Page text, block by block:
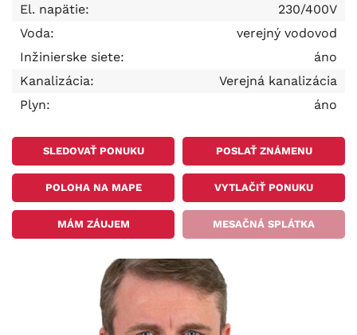
El. napätie:
230/400V
Voda:
verejný vodovod
Inžinierske siete:
áno
Kanalizácia:
Verejná kanalizácia
Plyn:
áno
SLEDOVAŤ PONUKU POSLAŤ ZNÁMENU
POLOHA NA MAPE VYTLAČIŤ PONUKU
MÁM ZÁUJEM MESAČNÁ SPLÁTKA